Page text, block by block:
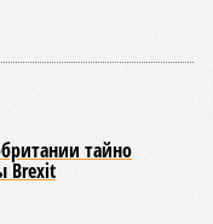
явления,
Или попросту
то, что
Страну